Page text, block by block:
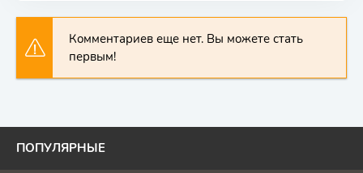
Комментариев еще нет. Вы можете стать
первым!
ПОПУЛЯРНЫЕ